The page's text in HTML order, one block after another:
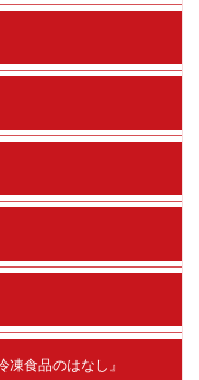
食品のはなし』